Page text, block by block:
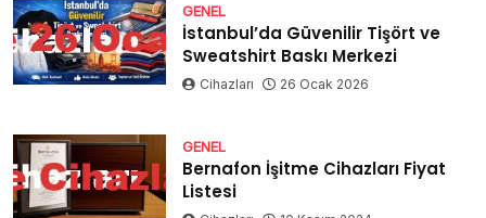
GENEL
İstanbul’da Güvenilir Tişört ve
Sweatshirt Baskı Merkezi
Cihazları 26 Ocak 2026
GENEL
Bernafon İşitme Cihazları Fiyat
Listesi